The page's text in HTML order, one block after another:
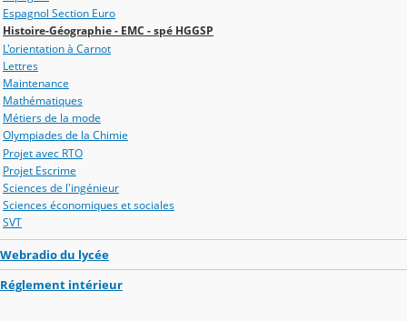
Espagnol Section Euro
Histoire-Géographie - EMC - spé HGGSP
L'orientation à Carnot
Lettres
Maintenance
Mathématiques
Métiers de la mode
Olympiades de la Chimie
Projet avec RTO
Projet Escrime
Sciences de l'ingénieur
Sciences économiques et sociales
SVT
Webradio du lycée
Réglement intérieur